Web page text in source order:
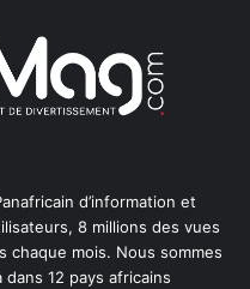
d’information et
8 millions des vues
mois. Nous sommes
12 pays africains